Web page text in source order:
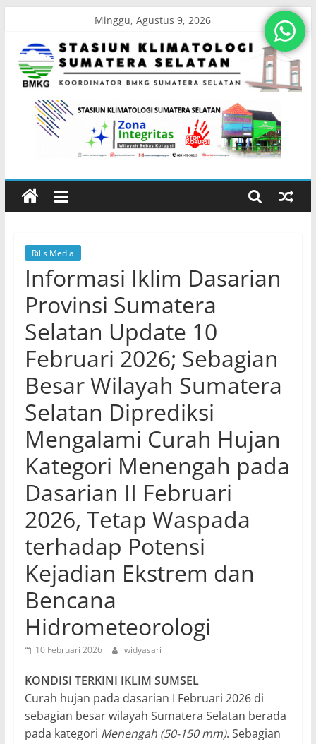
content
Minggu, Agustus 9, 2026
Stasiun
Klimatologi
Sumatera
Koordinator
BMKG
Sumatera
Selatan
Rilis Media
Informasi Iklim Dasarian
Provinsi Sumatera
Selatan Update 10
Februari 2026; Sebagian
Besar Wilayah Sumatera
Selatan Diprediksi
Mengalami Curah Hujan
Kategori Menengah pada
Dasarian II Februari
2026, Tetap Waspada
terhadap Potensi
Kejadian Ekstrem dan
Bencana
Hidrometeorologi
10 Februari 2026 widyasari
KONDISI TERKINI IKLIM SUMSEL
Curah hujan pada dasarian I Februari 2026 di
sebagian besar wilayah Sumatera Selatan berada
pada kategori Menengah (50-150 mm). Sebagian